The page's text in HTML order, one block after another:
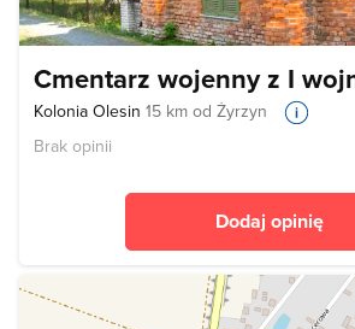
Cmentarz wojenny z I
Kolonia Olesin 15 km od Żyrzyn
Brak opinii
Dodaj opinię